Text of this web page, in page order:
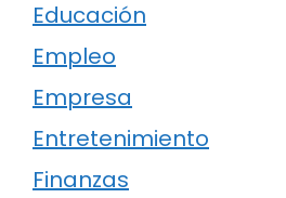
Educación
Empleo
Empresa
Entretenimiento
Finanzas